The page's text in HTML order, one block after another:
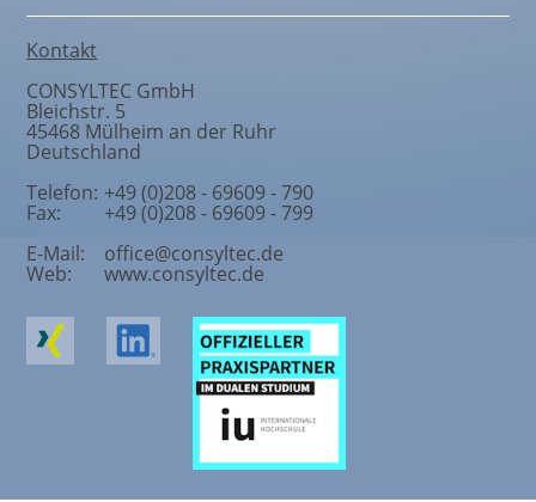
Kontakt
CONSYLTEC GmbH
Bleichstr. 5
45468 Mülheim an der Ruhr
Deutschland
Telefon: +49 (0)208 - 69609 - 790
Fax:
+49 (0)208 - 69609 - 799
E-Mail:
office@consyltec.de
Web: www.consyltec.de